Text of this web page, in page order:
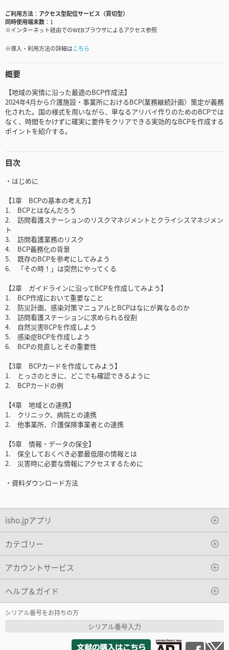
ご利用方法
アクセス型配信サービス（買切型）
同時使用端末数
1
※インターネット経由でのWEBブラウザによるアクセス参照
※導入・利用方法の詳細はこちら
概要
【地域の実情に沿った最適のBCP作成法】
2024年4月から介護施設・事業所におけるBCP(業務継続計画）策定が義務
化された。国の様式を用いながら、単なるアリバイ作りのためのBCPでは
なく、時間をかけずに確実に要件をクリアできる実効的なBCPを作成する
ポイントを紹介する。
目次
・はじめに
【1章 BCPの基本の考え方】
1. BCPとはなんだろう
2. 訪問看護ステーションのリスクマネジメントとクライシスマネジメン
ト
3. 訪問看護業務のリスク
4. BCP義務化の背景
5. 既存のBCPを参考にしてみよう
6. 「その時！」は突然にやってくる
【2章 ガイドラインに沿ってBCPを作成してみよう】
1. BCP作成において重要なこと
2. 防災計画、感染対策マニュアルとBCPはなにが異なるのか
3. 訪問看護ステーションに求められる役割
4. 自然災害BCPを作成しよう
5. 感染症BCPを作成しよう
6. BCPの見直しとその重要性
【3章 BCPカードを作成してみよう】
1. とっさのときに、どこでも確認できるように
2. BCPカードの例
【4章 地域との連携】
1. クリニック、病院との連携
2. 他事業所、介護保険事業者との連携
【5章 情報・データの保全】
1. 保全しておくべき必要最低限の情報とは
2. 災害時に必要な情報にアクセスするために
・資料ダウンロード方法
isho.jpアプリ
カテゴリー
アカウントサービス
ヘルプ＆ガイド
シリアル番号をお持ちの方
シリアル番号入力